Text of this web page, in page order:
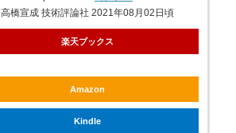
高橋宣成 技術評論社 2021年08月02日頃
楽天ブックス
Amazon
Kindle